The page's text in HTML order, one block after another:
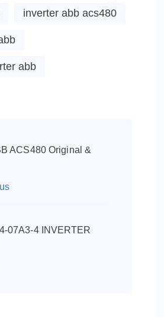
inverter abb acs480
abb
ACS480 Original &
07A3-4 INVERTER